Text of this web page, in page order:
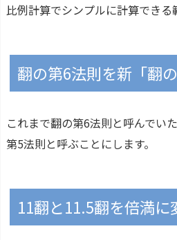
比例計算でシンプルに計算できる
翻の第6法則を新「翻
これまで翻の第6法則と呼んでい
第5法則と呼ぶことにします。
11翻と11.5翻を倍満に